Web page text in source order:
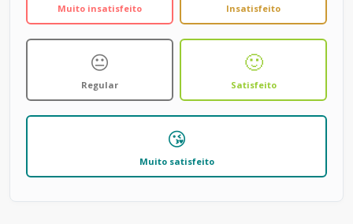
Muito insatisfeito Insatisfeito
😐
Regular
🙂
Satisfeito
😘
Muito satisfeito